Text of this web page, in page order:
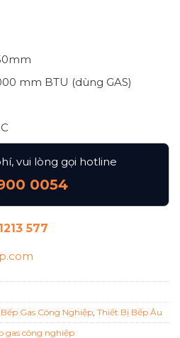
mm BTU (dùng GAS)
vui lòng gọi hotline
0054
577
Bếp Gas Công Nghiệp Thiết Bị Bếp Âu
gas công nghiệp